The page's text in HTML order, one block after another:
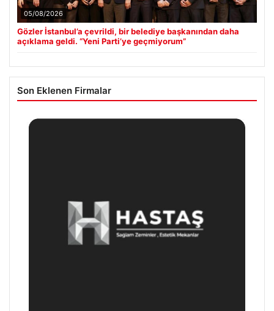
05/08/2026
Gözler İstanbul’a çevrildi, bir belediye başkanından daha
açıklama geldi. “Yeni Parti’ye geçmiyorum”
Son Eklenen Firmalar